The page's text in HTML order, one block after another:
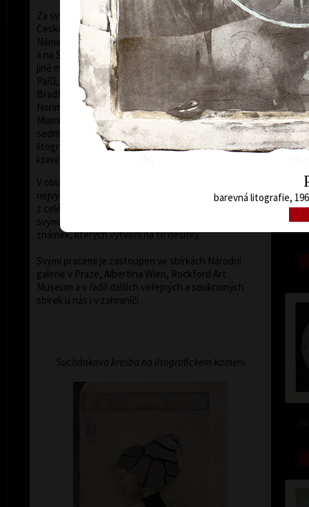
Za svůj život uspořádal 174 samostatných výstav v
České republice i v zahraničí – v Holandsku, Belgii,
Německu, USA, Japonsku, Švédsku, Dánsku, Polsku
a na Slovensku. Zúčastnil se téměř 300 výstav, mimo
jiné mezinárodních bienále grafiky – Lublaň, Krakov,
Paříž, Terst, Grenchen, Buenos Aires, Frechen,
Bradford, Biella, Rijeka, Segovia, Tokio, Heidelberg,
Norimberk, Malbork, Lodž, Frederikshavn, Berlín,
Miami, Toronto, Fredrikstad a Peking. Od
sedmdesátých let minulého století byly jeho barevné
litografie vystavovány v mnoha evropských galeriích,
které prezentují moderní českou grafiku.
V oblasti grafického exlibris patří Vladimír Suchánek k
nejvýznamnějším současným tvůrcům, pro sběratele
z celého světa vytvořil více než 300 exlibris. Je znám i
svými knižními ilustracemi a návrhy poštovních
známek, kterých vytvořil na tři desítky.
Svými pracemi je zastoupen ve sbírkách Národní
galerie v Praze, Albertina Wien, Rockford Art
Museum a v řadě dalších veřejných a soukromých
sbírek u nás i v zahraničí.
Suchánkova kresba na litografickém kameni
barevná litografie,